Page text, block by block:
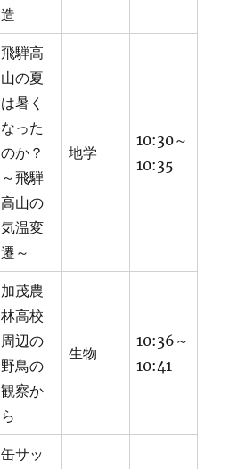
造
飛騨高
山の夏
は暑く
なった
のか？
～飛騨
高山の
気温変
遷～
地学
10:30～
10:35
加茂農
林高校
周辺の
野鳥の
観察か
ら
生物
10:36～
10:41
缶サッ